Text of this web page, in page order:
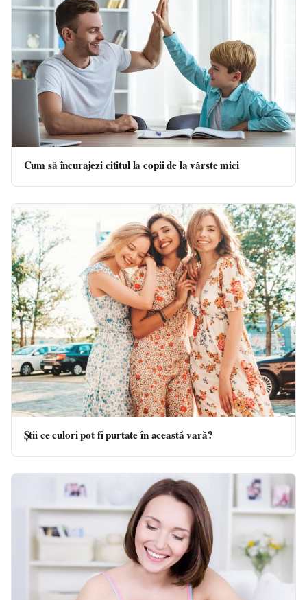
Cum să încurajezi cititul la copii de la vârste mici
Știi ce culori pot fi purtate în această vară?